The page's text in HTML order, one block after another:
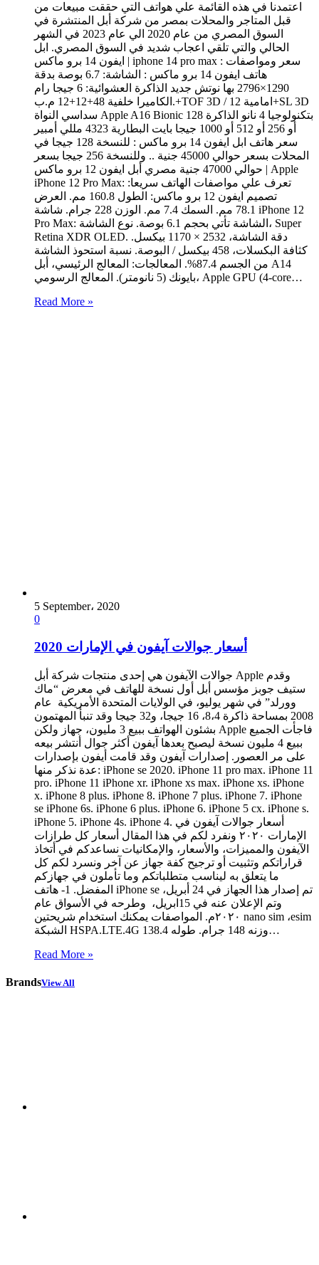
اعتمدنا في هذه القائمة علي هواتف التي حققت مبيعات من
قبل المتاجر والمحلات بمصر من شركة أبل المنتشرة في
السوق المصري من عام 2020 الي عام 2023 في الشهر
الحالي والتي تلقي اعجاب شديد في السوق المصري. ابل
ايفون 14 برو ماكس | iphone 14 pro max : سعر ومواصفات
هاتف ايفون 14 برو ماكس : الشاشة: 6.7 بوصة بدقة
1290×2796 بها نوتش جديد الذاكرة العشوائية: 6 جيجا رام
الكاميرا خلفية 48+12+12 م.ب.+TOF 3D / امامية 12+SL 3D
سداسي النواة Apple A16 Bionic بتكنولوجيا 4 نانو الذاكرة 128
أو 256 أو 512 أو 1000 جيجا بايت البطارية 4323 مللي أمبير
سعر هاتف ابل ايفون 14 برو ماكس : للنسخة 128 جيجا في
المحلات بسعر حوالي 45000 جنية .. وللنسخة 256 جيجا بسعر
حوالي 47000 جنية مصري أبل ايفون 12 برو ماكس | Apple
iPhone 12 Pro Max: تعرف علي مواصفات الهاتف سريعا:
تصميم ايفون 12 برو ماكس: الطول 160.8 مم. العرض
78.1 مم. السمك 7.4 مم. الوزن 228 جرام. شاشة iPhone 12
Pro Max: الشاشة تأتي بحجم 6.1 بوصة. نوع الشاشة، Super
Retina XDR OLED. دقة الشاشة، 2532 × 1170 بيكسل.
كثافة البكسلات، 458 بيكسل / البوصة. نسبة استحوذ الشاشة
من الجسم 87.4%. المعالجات: المعالج الرئيسي، أبل A14
بايونك (5 نانومتر). المعالج الرسومي، Apple GPU (4-core…
Read More »
5 September، 2020
0
أسعار جوالات آيفون في الإمارات 2020
جوالات الآيفون هي إحدى منتجات شركة أبل Apple وقدم
ستيف جوبز مؤسس أبل أول نسخة للهاتف في معرض “ماك
وورلد” في شهر يوليو، في الولايات المتحدة الأمريكية عام
2008 بمساحة ذاكرة 8،4، 16 جيجا، و32 جيجا وقد تنبأ المهتمون
بشئون الهواتف ببيع 3 مليون، جهاز ولكن Apple فاجأت الجميع
ببيع 4 مليون نسخة ليصبح بعدها آيفون أكثر جوال أنتشر بيعه
على مر العصور. إصدارات آيفون وقد قامت أيفون بإصدارات
عدة نذكر منها: iPhone se 2020. iPhone 11 pro max. iPhone 11
pro. iPhone 11 iPhone xr. iPhone xs max. iPhone xs. iPhone
x. iPhone 8 plus. iPhone 8. iPhone 7 plus. iPhone 7. iPhone
se iPhone 6s. iPhone 6 plus. iPhone 6. iPhone 5 cx. iPhone s.
iPhone 5. iPhone 4s. iPhone 4. أسعار جوالات آيفون في
الإمارات ٢٠٢٠ ونفرد لكم في هذا المقال أسعار كل طرازات
الآيفون والمميزات، والأسعار، والإمكانيات نساعدكم في أتخاذ
قراراتكم وتثبيت أو ترجيح كفة جهاز عن آخر ونسرد لكم كل
ما يتعلق به ليناسب متطلباتكم وما تأملون في جهازكم
المفضل. 1- هاتف iPhone se تم إصدار هذا الجهاز في 24 أبريل،
وتم الإعلان عنه في 15ابريل، وطرحه في الأسواق عام
٢٠٢٠م. المواصفات يمكنك استخدام شريحتين nano sim ،esim
الشبكة HSPA.LTE.4G وزنه 148 جرام. طوله 138.4…
Read More »
BrandsView All